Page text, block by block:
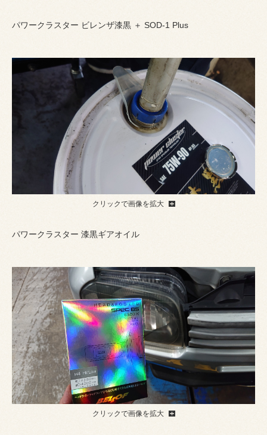
パワークラスター ビレンザ漆黒 ＋ SOD-1 Plus
クリックで画像を拡大
パワークラスター 漆黒ギアオイル
クリックで画像を拡大